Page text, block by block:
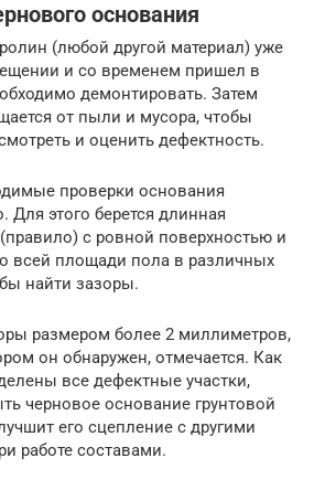
основания
(любой другой материал) уже
и со временем пришел в
демонтировать. Затем
от пыли и мусора, чтобы
и оценить дефектность.
проверки основания
Для этого берется длинная
с ровной поверхностью и
всей площади пола в различных
найти зазоры.
размером более 2 миллиметров,
он обнаружен, отмечается. Как
все дефектные участки,
черновое основание грунтовой
его сцепление с другими
работе составами.